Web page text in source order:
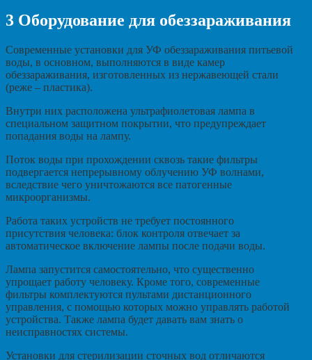
3 Оборудование для обеззараживания
Современные установки для УФ обеззараживания питьевой
воды, в основном, выполняются в виде камер
обеззараживания, изготовленных из нержавеющей стали
(реже – пластика).
Внутри них расположена ультрафиолетовая лампа в
специальном защитном покрытии, что предупреждает
попадания воды на лампу.
Поток воды при прохождении сквозь такие фильтры
подвергается непрерывному облучению УФ волнами,
вследствие чего уничтожаются все патогенные
микроорганизмы.
Работа таких устройств не требует постоянного
присутствия человека: блок контроля отвечает за
автоматическое включение лампы после подачи воды.
Лампа запустится самостоятельно, что существенно
упрощает работу человеку. Кроме того, современные
фильтры комплектуются пультами дистанционного
управления, с помощью которых можно управлять работой
устройства. Также лампа будет давать вам знать о
неисправностях системы.
Установки для стерилизации сточных вод отличаются